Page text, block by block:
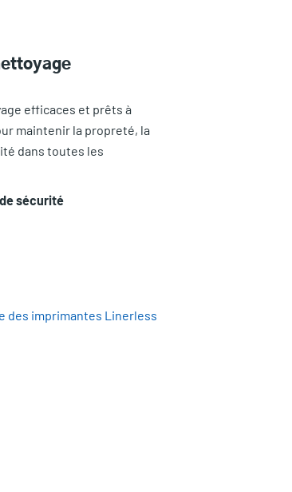
efficaces et prêts à
maintenir la propreté, la
dans toutes les
sécurité
des imprimantes Linerless